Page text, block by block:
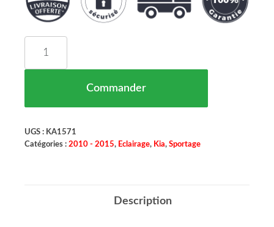
Commander
UGS : KA1571
Catégories : 2010 - 2015, Eclairage, Kia, Sportage
Description